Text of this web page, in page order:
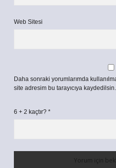
Web Sitesi
Daha sonraki yorumlarımda
site adresim bu tarayıcıya kaydedilsin.
6 + 2 kaçtır? *